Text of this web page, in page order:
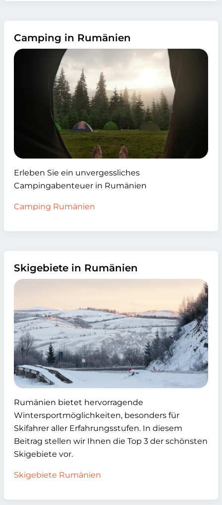
Camping in Rumänien
Erleben Sie ein unvergessliches
Campingabenteuer in Rumänien
Camping Rumänien
Skigebiete in Rumänien
Rumänien bietet hervorragende
Wintersportmöglichkeiten, besonders für
Skifahrer aller Erfahrungsstufen. In diesem
Beitrag stellen wir Ihnen die Top 3 der schönsten
Skigebiete vor.
Skigebiete Rumänien